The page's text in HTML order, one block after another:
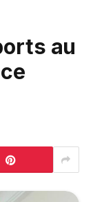
au